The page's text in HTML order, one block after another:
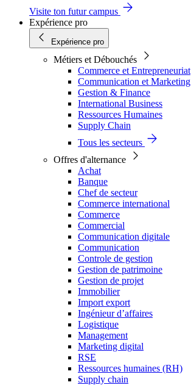
Visite ton futur campus
Expérience pro
Expérience pro
Métiers et Débouchés
Commerce et Entrepreneuriat
Communication et Marketing
Gestion & Finance
International Business
Ressources Humaines
Supply Chain
Tous les secteurs
Offres d'alternance
Achat
Banque
Chef de secteur
Commerce international
Commerce
Commercial
Communication digitale
Communication
Controle de gestion
Gestion de patrimoine
Gestion de projet
Immobilier
Import export
Ingénieur d’affaires
Logistique
Management
Marketing digital
RSE
Ressources humaines (RH)
Supply chain